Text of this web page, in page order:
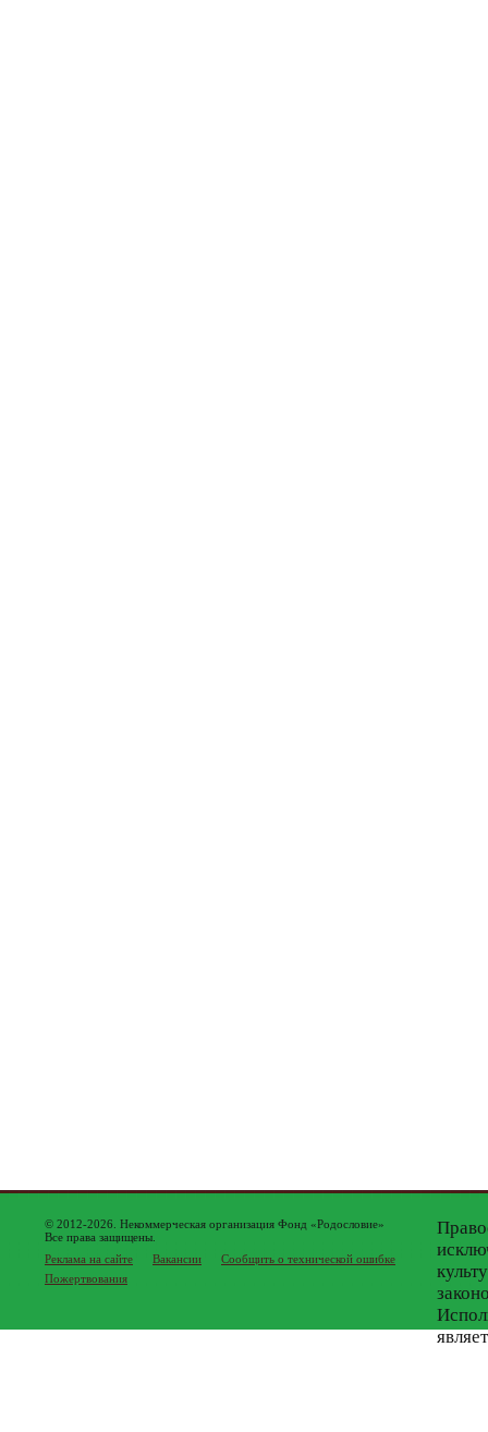
© 2012-2026. Некоммерческая организация Фонд «Родословие»
Все права защищены.
Реклама на сайте
Вакансии
Сообщить о технической ошибке
Пожертвования